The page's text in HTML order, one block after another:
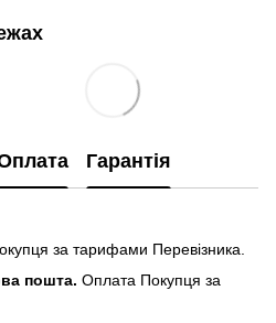
Гарантія
за тарифами Перевізника.
пошта. Оплата Покупця за